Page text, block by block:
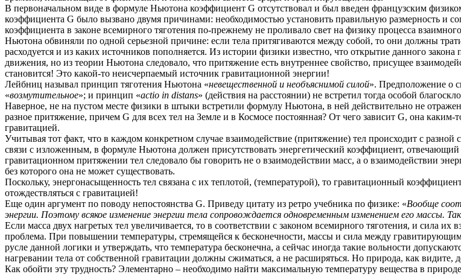
В первоначальном виде в формуле Ньютона коэффициент G отсутствовал и был введен французским
коэффициента G было вызвано двумя причинами: необходимостью установить правильную размерность и
коэффициента в законе всемирного тяготения по-прежнему не проливало свет на физику процесса
Ньютона обвиняли по одной серьезной причине: если тела притягиваются между собой, то они должны
расходуется и из каких источников пополняется. Из истории физики известно, что открытие данного
движения, но из теории Ньютона следовало, что притяжение есть внутреннее свойство, присущее
становится! Это какой-то неисчерпаемый источник гравитационной энергии!
Лейбниц называл принцип тяготения Ньютона «невещественной и необъяснимой силой». Предположение о
«возмутительное»; и принцип «actio in distans» (действия на расстоянии) не встретил тогда особой
Наверное, не на пустом месте физики в штыки встретили формулу Ньютона, в ней действительно не
разное притяжение, причем G для всех тел на Земле и в Космосе постоянная? От чего зависит G, она каким-
гравитацией.
Учитывая тот факт, что в каждом конкретном случае взаимодействие (притяжение) тел происходит с
связи с изложенным, в формуле Ньютона должен присутствовать энергетический коэффициент,
гравитационном притяжении тел следовало бы говорить не о взаимодействии масс, а о взаимодействии
без которого она не может существовать.
Поскольку, энергонасыщенность тел связана с их теплотой, (температурой), то гравитационный
отождествляться с гравитацией!
Еще один аргумент по поводу непостоянства G. Приведу цитату из ретро учебника по физике: «Вообще
энергии. Поэтому всякое изменение энергии тела сопровождается одновременным изменением его массы.
Если масса двух нагретых тел увеличивается, то в соответствии с законом всемирного тяготения, и сила
проблема. При повышении температуры, стремящейся к бесконечности, массы и сила между
русле данной логики и утверждать, что температура бесконечна, а сейчас иногда такие вольности
нагревании тела от собственной гравитации должны сжиматься, а не расширяться. Но природа, как видите,
Как обойти эту трудность? Элементарно – необходимо найти максимальную температуру вещества в